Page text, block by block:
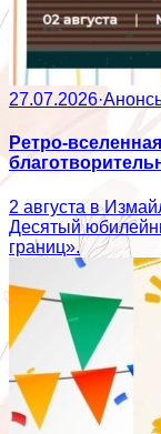
27.07.2026·
Ретро-
2 августа в
Десятый
границ».